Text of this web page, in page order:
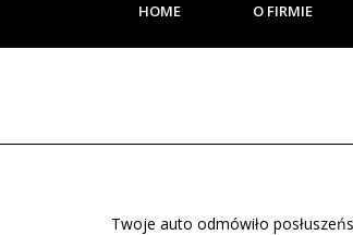
HOME O FIRMIE
Twoje auto odmówiło